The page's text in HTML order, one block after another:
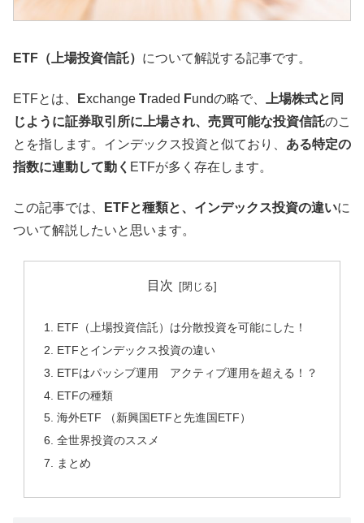
ETF（上場投資信託） について解説する記事です。
ETFとは、 Exchange Traded Fundの略で、
上場株式と同
じように証券取引所に上場され、売買可能な投資信託のこ
とを指します。インデックス投資と似ており、 ある特定の
指数に連動して動く ETFが多く存在します。
この記事では、 ETFと種類と、インデックス投資の違いに
ついて解説したいと思います。
目次
ETF（上場投資信託）は分散投資を可能にした！
ETFとインデックス投資の違い
ETFはパッシブ運用 アクティブ運用を超える！？
ETFの種類
海外ETF （新興国ETFと先進国ETF）
全世界投資のススメ
まとめ